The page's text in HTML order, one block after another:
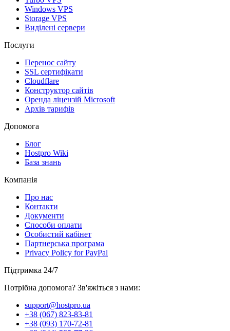
Windows VPS
Storage VPS
Виділені сервери
Послуги
Перенос сайту
SSL сертифікати
Clоudflare
Конструктор сайтів
Оренда ліцензій Microsoft
Архів тарифів
Допомога
Блог
Hostpro Wiki
База знань
Компанія
Про нас
Контакти
Документи
Способи оплати
Особистий кабінет
Партнерська програма
Privacy Policy for PayPal
Підтримка 24/7
Потрібна допомога? Зв'яжіться з нами:
support@hostpro.ua
+38 (067) 823-83-81
+38 (093) 170-72-81